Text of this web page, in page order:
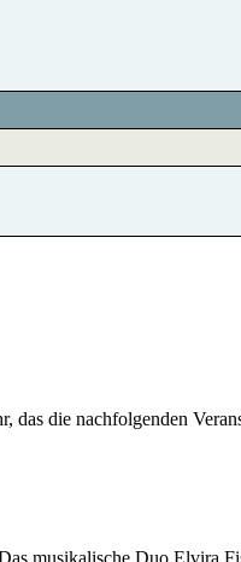
die nachfolgenden
musikalische Duo Elvira